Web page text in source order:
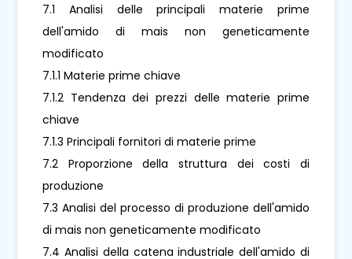
7.1 Analisi delle principali materie prime
dell'amido di mais non geneticamente
modificato
7.1.1 Materie prime chiave
7.1.2 Tendenza dei prezzi delle materie prime
chiave
7.1.3 Principali fornitori di materie prime
7.2 Proporzione della struttura dei costi di
produzione
7.3 Analisi del processo di produzione dell'amido
di mais non geneticamente modificato
7.4 Analisi della catena industriale dell'amido di